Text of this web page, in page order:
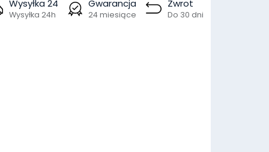
Wysyłka 24
Wysyłka 24h
Gwarancja
24 miesiące
Zwrot
Do 30 dni